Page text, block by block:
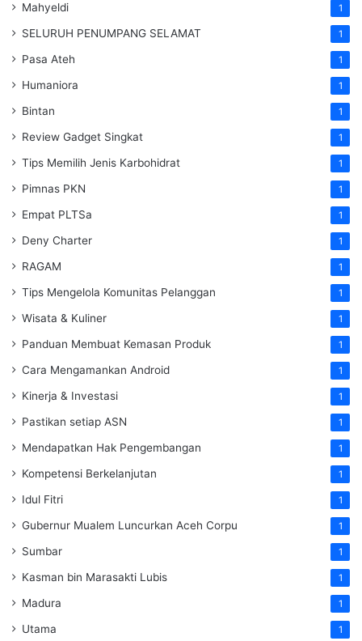
Mahyeldi 1
SELURUH PENUMPANG SELAMAT 1
Pasa Ateh 1
Humaniora 1
Bintan 1
Review Gadget Singkat 1
Tips Memilih Jenis Karbohidrat 1
Pimnas PKN 1
Empat PLTSa 1
Deny Charter 1
RAGAM 1
Tips Mengelola Komunitas Pelanggan 1
Wisata & Kuliner 1
Panduan Membuat Kemasan Produk 1
Cara Mengamankan Android 1
Kinerja & Investasi 1
Pastikan setiap ASN 1
Mendapatkan Hak Pengembangan 1
Kompetensi Berkelanjutan 1
Idul Fitri 1
Gubernur Mualem Luncurkan Aceh Corpu 1
Sumbar 1
Kasman bin Marasakti Lubis 1
Madura 1
Utama 1